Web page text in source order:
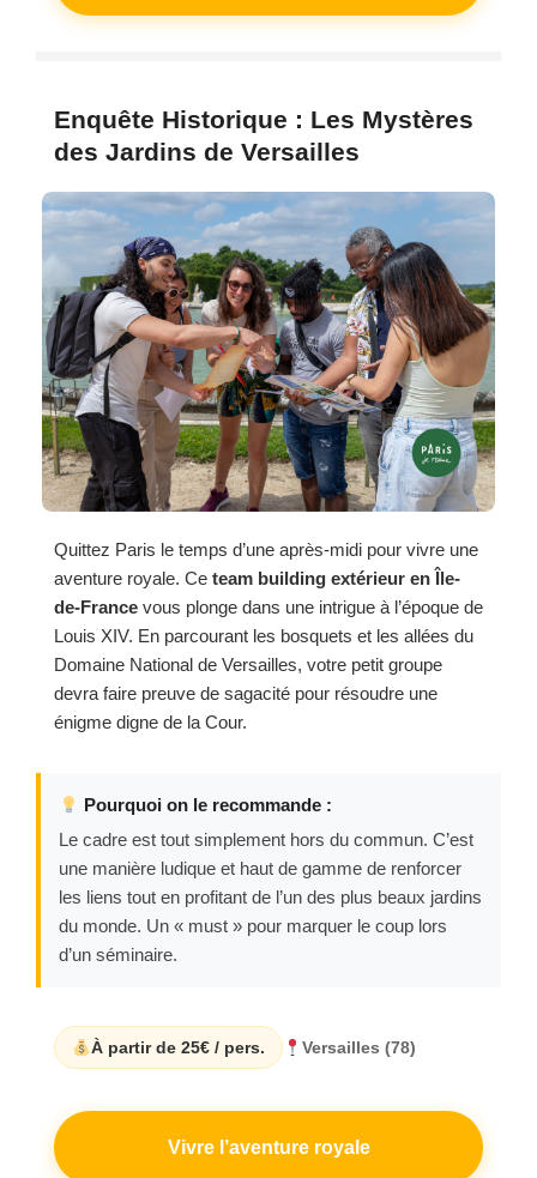
Enquête Historique : Les Mystères
des Jardins de Versailles
Quittez Paris le temps d’une après-midi pour vivre une
aventure royale. Ce team building extérieur en Île-
de-France vous plonge dans une intrigue à l’époque de
Louis XIV. En parcourant les bosquets et les allées du
Domaine National de Versailles, votre petit groupe
devra faire preuve de sagacité pour résoudre une
énigme digne de la Cour.
Pourquoi on le recommande :
Le cadre est tout simplement hors du commun. C’est
une manière ludique et haut de gamme de renforcer
les liens tout en profitant de l’un des plus beaux jardins
du monde. Un « must » pour marquer le coup lors
d’un séminaire.
À partir de 25€ / pers. Versailles (78)
Vivre l’aventure royale